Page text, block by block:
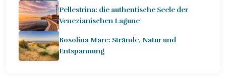
Pellestrina: die authentische Seele der
Venezianischen Lagune
Rosolina Mare: Strände, Natur und
Entspannung